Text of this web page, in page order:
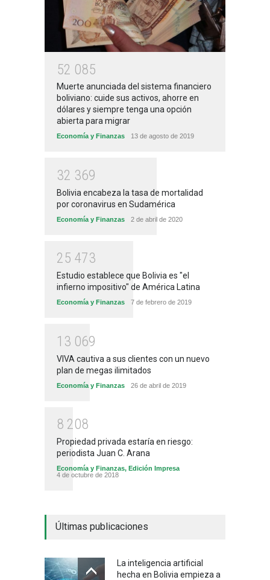
52 085
Muerte anunciada del sistema financiero
boliviano: cuide sus activos, ahorre en
dólares y siempre tenga una opción
abierta para migrar
Economía y Finanzas 13 de agosto de 2019
32 369
Bolivia encabeza la tasa de mortalidad
por coronavirus en Sudamérica
Economía y Finanzas 2 de abril de 2020
25 473
Estudio establece que Bolivia es "el
infierno impositivo" de América Latina
Economía y Finanzas 7 de febrero de 2019
1 3 069
VIVA cautiva a sus clientes con un nuevo
plan de megas ilimitados
Economía y Finanzas 26 de abril de 2019
8 208
Propiedad privada estaría en riesgo:
periodista Juan C. Arana
Economía y Finanzas, Edición Impresa
4 de octubre de 2018
Últimas publicaciones
La inteligencia artificial
hecha en Bolivia empieza a